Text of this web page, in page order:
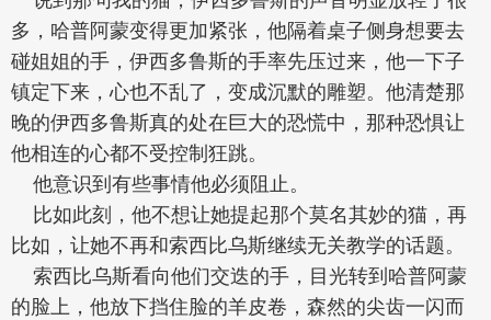
多，哈普阿蒙变得更加紧张，他隔着桌子侧身想要去
碰姐姐的手，伊西多鲁斯的手率先压过来，他一下子
镇定下来，心也不乱了，变成沉默的雕塑。他清楚那
晚的伊西多鲁斯真的处在巨大的恐慌中，那种恐惧让
他相连的心都不受控制狂跳。
他意识到有些事情他必须阻止。
比如此刻，他不想让她提起那个莫名其妙的猫，再
比如，让她不再和索西比乌斯继续无关教学的话题。
索西比乌斯看向他们交迭的手，目光转到哈普阿蒙
的脸上，他放下挡住脸的羊皮卷，森然的尖齿一闪而